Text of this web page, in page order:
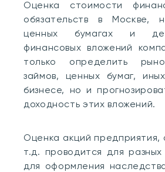
Оценка стоимости
обязательств в Москве,
ценных бумагах и
финансовых вложений
только определить
займов, ценных бумаг,
бизнесе, но и
доходность этих вложений.
Оценка акций предприятия,
т.д. проводится для
для оформления